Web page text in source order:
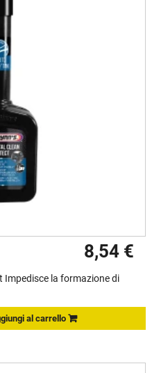
8,54 €
Impedisce la formazione di